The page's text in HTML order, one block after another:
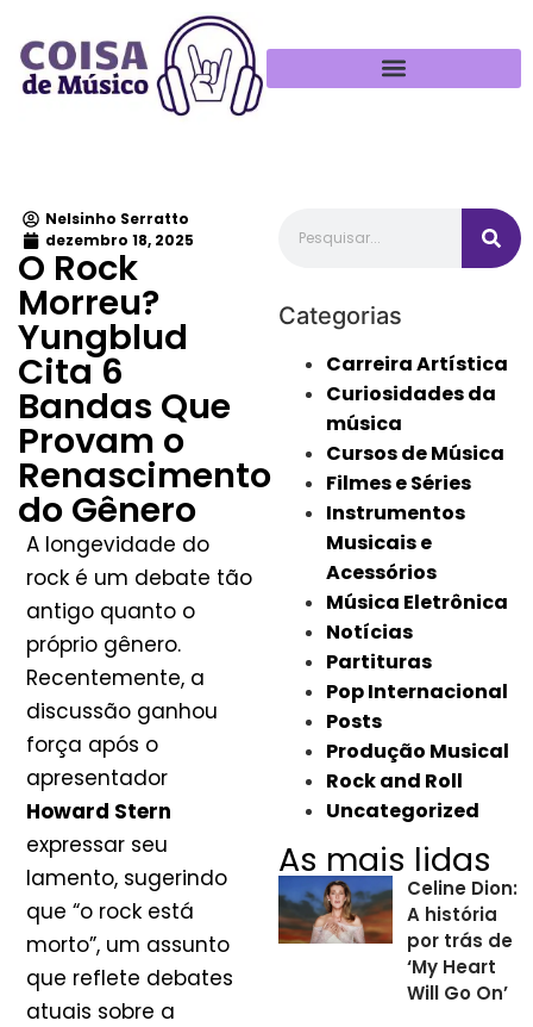
Nelsinho Serratto
dezembro 18, 2025
O Rock
Morreu?
Yungblud
Cita 6
Bandas Que
Provam o
Renascimento
do Gênero
A longevidade do
rock é um debate tão
antigo quanto o
próprio gênero.
Recentemente, a
discussão ganhou
força após o
apresentador
Howard Stern
expressar seu
lamento, sugerindo
que “o rock está
morto”, um assunto
que reflete debates
atuais sobre a
Categorias
Carreira Artística
Curiosidades da
música
Cursos de Música
Filmes e Séries
Instrumentos
Musicais e
Acessórios
Música Eletrônica
Notícias
Partituras
Pop Internacional
Posts
Produção Musical
Rock and Roll
Uncategorized
As mais lidas
Celine Dion:
A história
por trás de
‘My Heart
Will Go On’